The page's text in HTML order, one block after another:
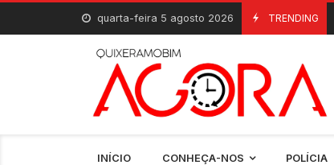
Skip
content
quarta-feira 5 agosto 2026 TRENDING
5 De Agosto, 2026 Aplicativo da SerTão
INÍCIO CONHEÇA-NOS POLÍCIA